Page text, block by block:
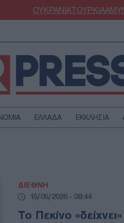
ΟΥΚΡΑΝΙΑΤΟΥΡΚΙΑ
ΕΛΛΑΔΑ ΕΚΚΛΗΣΙΑ
ΔΙΕΘΝΗ
15/05/2026 - 08:44
Το Πεκίνο